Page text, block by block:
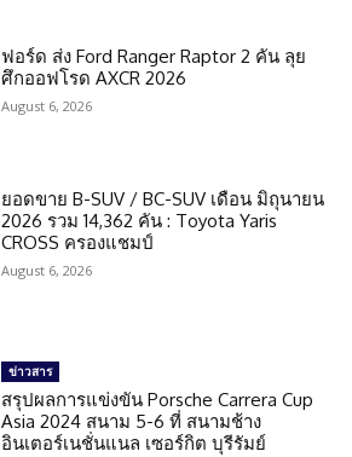
ฟอร์ด ส่ง Ford Ranger Raptor 2 คัน ลุย
ศึกออฟโรด AXCR 2026
August 6, 2026
ยอดขาย B-SUV / BC-SUV เดือน มิถุนายน
2026 รวม 14,362 คัน : Toyota Yaris
CROSS ครองแชมป์
August 6, 2026
ข่าวสาร
สรุปผลการแข่งขัน Porsche Carrera Cup
Asia 2024 สนาม 5-6 ที่ สนามช้าง
อินเตอร์เนชั่นแนล เซอร์กิต บุรีรัมย์